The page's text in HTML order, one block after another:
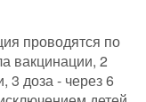
проводятся по
вакцинации, 2
3 доза - через 6